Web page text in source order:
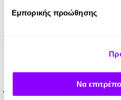
Εμπορικής προώθησης
Να
Της Καρδιάς το
Έλενα Αντωνίου